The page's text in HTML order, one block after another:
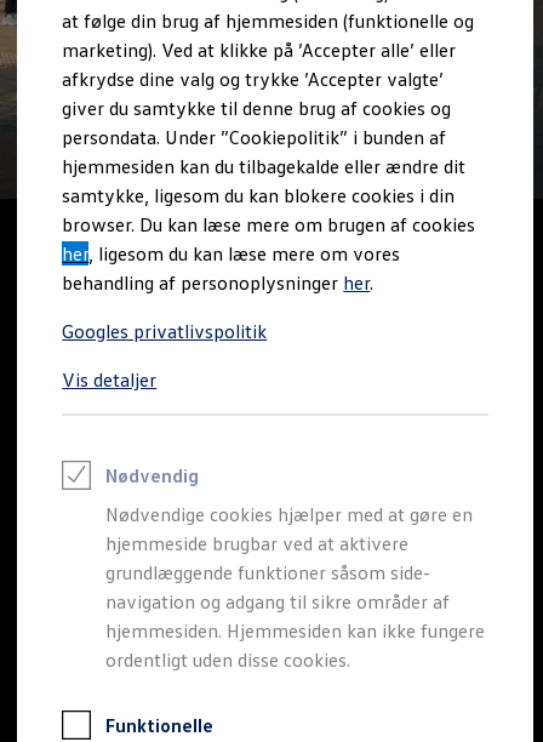
at følge din brug af hjemmesiden (funktionelle og
marketing). Ved at klikke på ’Accepter alle’ eller
afkrydse dine valg og trykke ’Accepter valgte’
giver du samtykke til denne brug af cookies og
persondata. Under ”Cookiepolitik” i bunden af
hjemmesiden kan du tilbagekalde eller ændre dit
samtykke, ligesom du kan blokere cookies i din
browser. Du kan læse mere om brugen af cookies
her, ligesom du kan læse mere om vores
behandling af personoplysninger her.
Googles privatlivspolitik
Vis detaljer
Nødvendig
Nødvendige cookies hjælper med at gøre en
hjemmeside brugbar ved at aktivere
grundlæggende funktioner såsom side-
navigation og adgang til sikre områder af
hjemmesiden. Hjemmesiden kan ikke fungere
ordentligt uden disse cookies.
Funktionelle
ID.3 Neo
ID.4
ID.5
ID.7
ID.7 Tourer
ID. Buzz
Konceptbiler
ID. EVERY1
ID. 2all & ID. GTI
Varebiler på el
Elektromobilitet i dagligdagen
Eldrevne modeller
ID. Buzz Cargo
Opladning og Rækkevidde
Opladning med Clever
Opladning med Clever - Erhvervsbiler
Udregn din rækkevidde
Lær din ID. at kende
Varmepumpe
Energieffektivitet
Teaser Battery Regulation
Software og konnektivitet
ID. Software 6.0
ID.- softwareversioner og opdateringer
Grænseflader til din ID.
Køb og leasing
Lagerbiler til hurtig levering
Book en prøvetur
Transporter til hurtig
Attraktiv operationel
leasing inkl. Service- og
Reparationsabonnement
Bliv hurtigt godt kørende i den korte
Transporter-model med operationel leasing
inkl. Service- og Reparationsabonnement fra